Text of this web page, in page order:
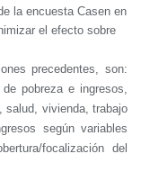
la encuesta Casen en
el efecto sobre
precedentes, son:
pobreza e ingresos,
salud, vivienda, trabajo
según variables
focalización del